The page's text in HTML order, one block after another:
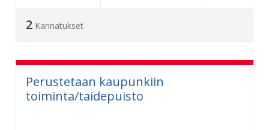
2 Kannatukset
Perustetaan kaupunkiin
toiminta/taidepuisto